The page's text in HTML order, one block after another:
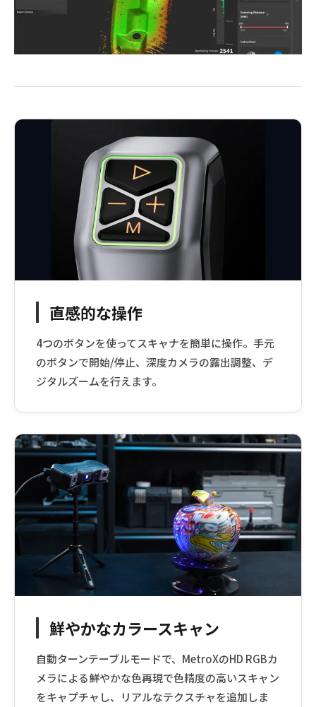
直感的な操作
4つのボタンを使ってスキャナを簡単に操作。手元
のボタンで開始/停止、深度カメラの露出調整、デ
ジタルズームを行えます。
鮮やかなカラースキャン
自動ターンテーブルモードで、MetroXのHD RGBカ
メラによる鮮やかな色再現で色精度の高いスキャン
をキャプチャし、リアルなテクスチャを追加しま